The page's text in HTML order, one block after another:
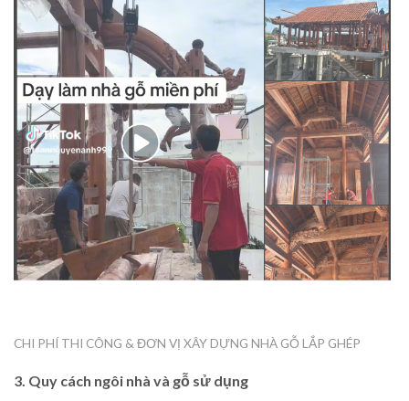
CHI PHÍ THI CÔNG & ĐƠN VỊ XÂY DỰNG NHÀ GỖ LẮP GHÉP
3. Quy cách ngôi nhà và gỗ sử dụng